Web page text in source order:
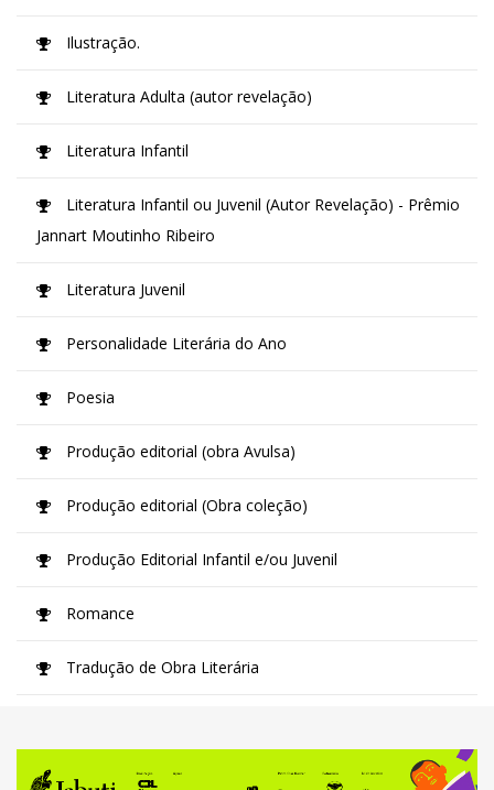
Ilustração.
Literatura Adulta (autor revelação)
Literatura Infantil
Literatura Infantil ou Juvenil (Autor Revelação) - Prêmio
Jannart Moutinho Ribeiro
Literatura Juvenil
Personalidade Literária do Ano
Poesia
Produção editorial (obra Avulsa)
Produção editorial (Obra coleção)
Produção Editorial Infantil e/ou Juvenil
Romance
Tradução de Obra Literária